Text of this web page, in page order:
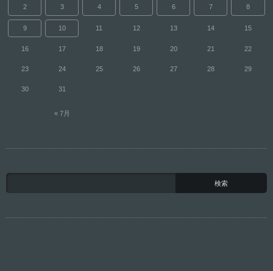
« 7月
2 3 4 5 6 7 8
9 10 11 12 13 14 15
16 17 18 19 20 21 22
23 24 25 26 27 28 29
30 31